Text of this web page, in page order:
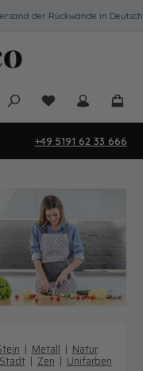
der Rückwände in
Du hast 0
+49 5191 62 33 666
|Metall|Natur
|Zen|Unifarben